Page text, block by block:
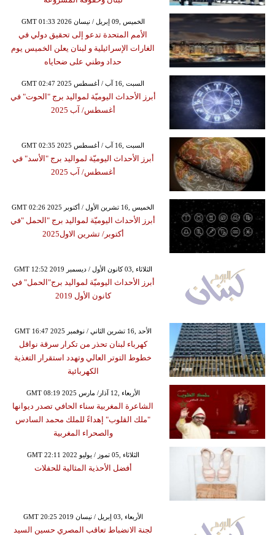
GMT 01:33 2026 الخميس ,09 إبريل / نيسان
الأمم المتحدة تدعو إلى تحقيق دولي في
الغارات الإسرائيلية و لبنان يعلن الخميس يوم
حداد وطني على ضحاياه
GMT 02:47 2025 السبت ,16 آب / أغسطس
أبرز الأحداث اليوميّة لمواليد برج "الحوت" في
أغسطس/ آب 2025
GMT 02:35 2025 السبت ,16 آب / أغسطس
أبرز الأحداث اليوميّة لمواليد برج "الأسد" في
أغسطس/ آب 2025
GMT 02:26 2025 الخميس ,16 تشرين الأول / أكتوبر
أبرز الأحداث اليوميّة لمواليد برج "الحمل "في
أكتوبر/ تشرين الاول2025
GMT 12:52 2019 الثلاثاء ,03 كانون الأول / ديسمبر
أبرز الأحداث اليوميّة لمواليد برج"الحمل" في
كانون الأول 2019
GMT 16:47 2025 الأحد ,16 تشرين الثاني / نوفمبر
كهرباء لبنان تحذر من تكرار سرقة نواقل
خطوط التوتر العالي وتهدد استقرار التغذية
الكهربائية
GMT 08:19 2025 الأربعاء ,12 آذار/ مارس
الشاعرة المغربية سناء الحافي تصدر ديوانها
"ملك القلوب" إهداءً للملك محمد السادس
والصحراء المغربية
GMT 22:11 2022 الثلاثاء ,05 تموز / يوليو
أفضل الأحذية المثالية للحفلات
GMT 20:25 2019 الأربعاء ,03 إبريل / نيسان
لجنة الانضباط تعاقب المصري حسين السيد